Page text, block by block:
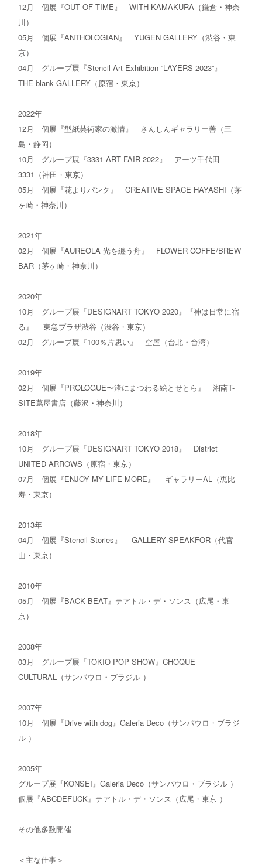
12月 個展『OUT OF TIME』 WITH KAMAKURA（鎌倉・神奈
川）
05月 個展『ANTHOLOGIAN』 YUGEN GALLERY（渋谷・東
京）
04月 グループ展『Stencil Art Exhibition “LAYERS 2023”』
THE blank GALLERY（原宿・東京）
2022年
12月 個展『型紙芸術家の激情』 さんしんギャラリー善（三
島・静岡）
10月 グループ展『3331 ART FAIR 2022』 アーツ千代田
3331（神田・東京）
05月 個展『花よりパンク』 CREATIVE SPACE HAYASHI（茅
ヶ崎・神奈川）
2021年
02月 個展『AUREOLA 光を纏う舟』 FLOWER COFFE/BREW
BAR（茅ヶ崎・神奈川）
2020年
10月 グループ展『DESIGNART TOKYO 2020』『神は日常に宿
る』 東急プラザ渋谷（渋谷・東京）
02月 グループ展『100％片思い』 空屋（台北・台湾）
2019年
02月 個展『PROLOGUE〜渚にまつわる絵とせとら』 湘南T-
SITE蔦屋書店（藤沢・神奈川）
2018年
10月 グループ展『DESIGNART TOKYO 2018』 District
UNITED ARROWS（原宿・東京）
07月 個展『ENJOY MY LIFE MORE』 ギャラリーAL（恵比
寿・東京）
2013年
04月 個展『Stencil Stories』 GALLERY SPEAKFOR（代官
山・東京）
2010年
05月 個展『BACK BEAT』テアトル・デ・ソンス（広尾・東
京）
2008年
03月 グループ展『TOKIO POP SHOW』CHOQUE
CULTURAL（サンパウロ・ブラジル ）
2007年
10月 個展『Drive with dog』Galeria Deco（サンパウロ・ブラジ
ル ）
2005年
グループ展『KONSEI』Galeria Deco（サンパウロ・ブラジル ）
個展『ABCDEFUCK』テアトル・デ・ソンス（広尾・東京 ）
その他多数開催
＜主な仕事＞